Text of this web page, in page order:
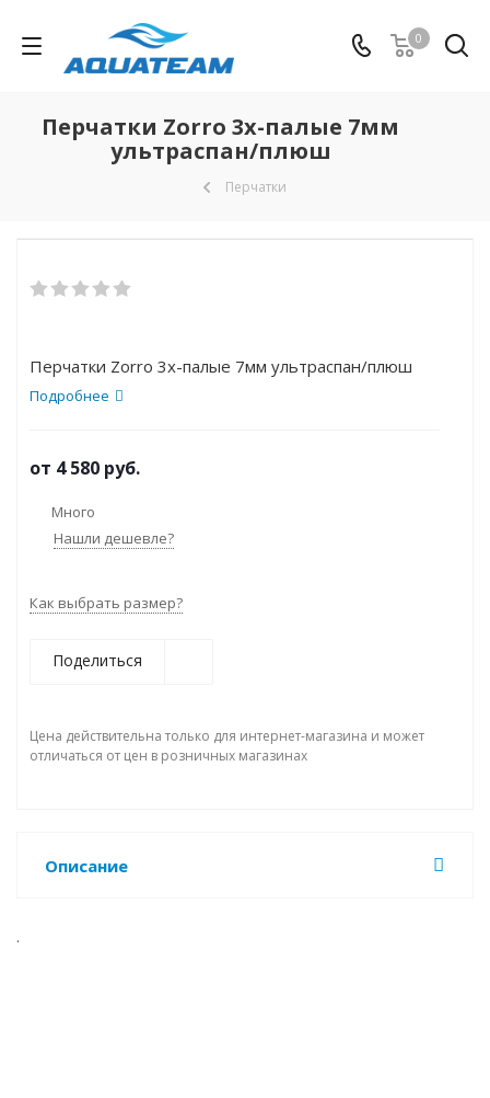
0
Перчатки Zorro 3х-палые 7мм
ультраспан/плюш
Перчатки
Перчатки Zorro 3х-палые 7мм ультраспан/плюш
Подробнее
от 4 580 руб.
Много
Нашли дешевле?
Как выбрать размер?
Поделиться
Цена действительна только для интернет-магазина и может
отличаться от цен в розничных магазинах
Описание
.